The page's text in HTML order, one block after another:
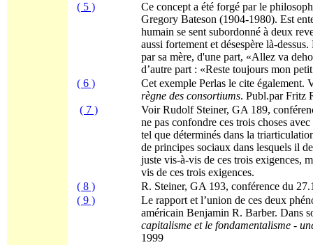
( 5 )
Ce concept a été forgé par le
Gregory Bateson (1904-1980). Est
humain se sent subordonné à deux
aussi fortement et désespère là-
par sa mère, d'une part, «Allez va
d’autre part : «Reste toujours mon
( 6 )
Cet exemple Perlas le cite
règne des consortiums. Publ.par Fritz
( 7 )
Voir Rudolf Steiner, GA 189,
ne pas confondre ces trois choses
tel que déterminés dans la
de principes sociaux dans lesquels il
juste vis-à-vis de ces trois exigences,
vis de ces trois exigences.
( 8 )
R. Steiner, GA 193, conférence du
( 9 )
Le rapport et l’union de ces deux
américain Benjamin R. Barber. Dans
capitalisme et le fondamentalisme -
1999